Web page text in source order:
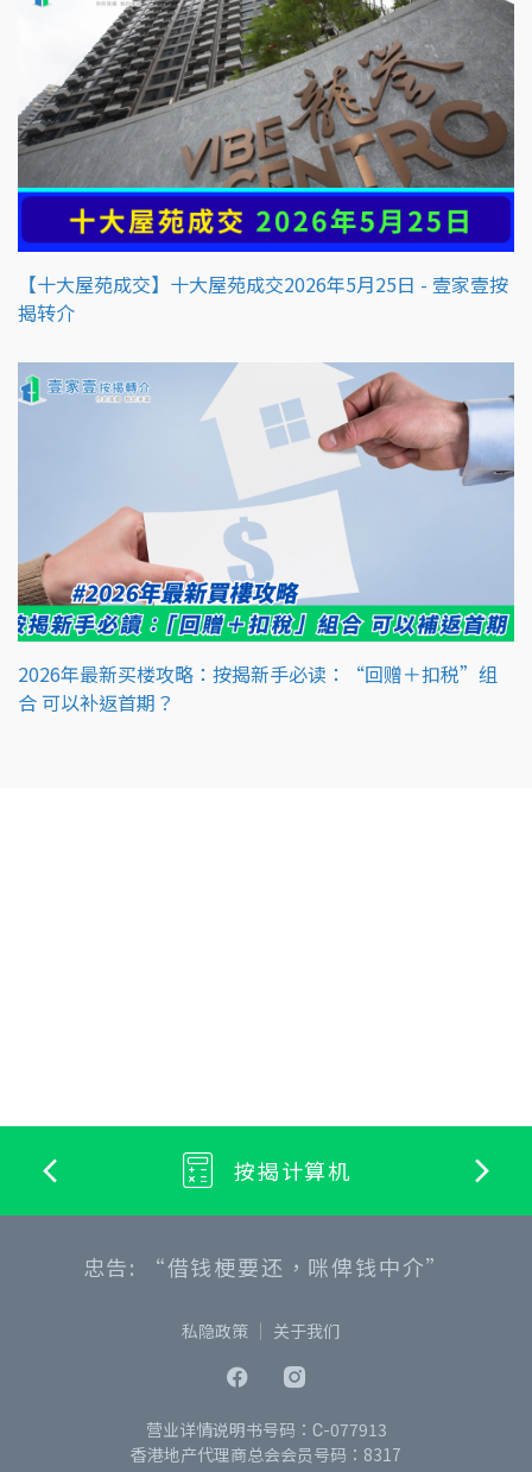
【十大屋苑成交】十大屋苑成交2026年5月25日 - 壹家壹按
揭转介
2026年最新买楼攻略：按揭新手必读：“回赠＋扣税”组
合 可以补返首期？
按揭计算机
忠告: “借钱梗要还，咪俾钱中介”
私隐政策 关于我们
营业详情说明书号码：C-077913
香港地产代理商总会会员号码：8317